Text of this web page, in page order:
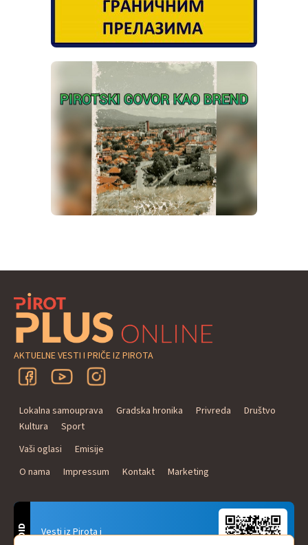
AKTUELNE VESTI I PRIČE IZ PIROTA
Lokalna samouprava Gradska hronika Privreda
Društvo
Kultura
Sport
Vaši oglasi
Emisije
O nama
Impressum Kontakt Marketing
Vesti iz Pirota i